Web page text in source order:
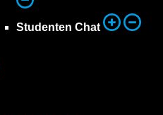
Studenten Chat